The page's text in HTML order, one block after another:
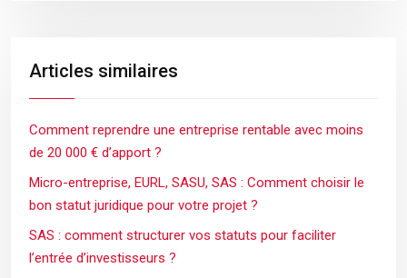
Articles similaires
Comment reprendre une entreprise rentable avec moins
de 20 000 € d’apport ?
Micro-entreprise, EURL, SASU, SAS : Comment choisir le
bon statut juridique pour votre projet ?
SAS : comment structurer vos statuts pour faciliter
l’entrée d’investisseurs ?